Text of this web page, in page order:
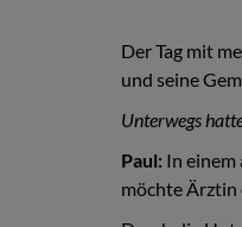
Der Tag mit
und seine
Unterwegs
Paul: In einem
möchte Ärztin